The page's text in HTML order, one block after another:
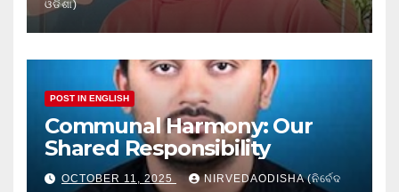
ଓଡିଶା)
POST IN ENGLISH
Communal Harmony: Our
Shared Responsibility
OCTOBER 11, 2025 NIRVEDAODISHA (ନିର୍ବେଦ